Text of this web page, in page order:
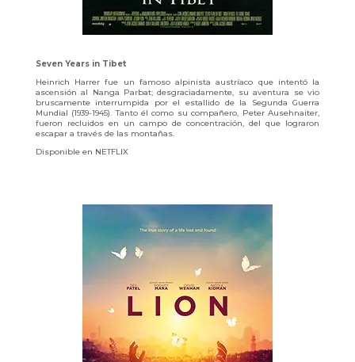
Seven Years in Tibet
Heinrich Harrer fue un famoso alpinista austríaco que intentó la
ascensión al Nanga Parbat; desgraciadamente, su aventura se vio
bruscamente interrumpida por el estallido de la Segunda Guerra
Mundial (1939-1945). Tanto él como su compañero, Peter Ausehnaiter,
fueron recluidos en un campo de concentración, del que lograron
escapar a través de las montañas.
Disponible en NETFLIX